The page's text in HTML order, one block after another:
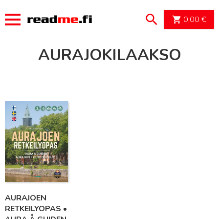
0,00 €
AURAJOKILAAKSO
AURAJOEN
RETKEILYOPAS •
Lue lisää